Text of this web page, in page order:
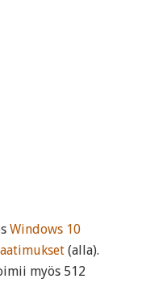
Windows 10
(alla).
myös 512